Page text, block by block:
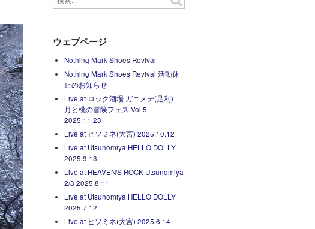
ウェブページ
Nothing Mark Shoes Revival
Nothing Mark Shoes Revival 活動休
止のお知らせ
Live at ロック酒場 ガニメデ(足利) |
月と桃の冒険フェス Vol.5
2025.11.23
Live at ヒソミネ(大宮) 2025.10.12
Live at Utsunomiya HELLO DOLLY
2025.9.13
Live at HEAVEN'S ROCK Utsunomiya
2/3 2025.8.11
Live at Utsunomiya HELLO DOLLY
2025.7.12
Live at ヒソミネ(大宮) 2025.6.14